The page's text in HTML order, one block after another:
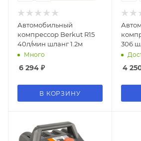
Автомобильный
компрессор Berkut R15
40л/мин шланг 1.2м
Много
6 294 ₽
В КОРЗИНУ
306
4